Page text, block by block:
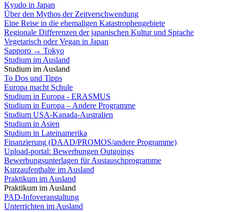
Kyudo in Japan
Über den Mythos der Zeitverschwendung
Eine Reise in die ehemaligen Katastrophengebiete
Regionale Differenzen der japanischen Kultur und Sprache
Vegetarisch oder Vegan in Japan
Sapporo → Tokyo
Studium im Ausland
Studium im Ausland
To Dos und Tipps
Europa macht Schule
Studium in Europa - ERASMUS
Studium in Europa – Andere Programme
Studium USA-Kanada-Australien
Studium in Asien
Studium in Lateinamerika
Finanzierung (DAAD/PROMOS/andere Programme)
Upload-portal: Bewerbungen Outgoings
Bewerbungsunterlagen für Austauschprogramme
Kurzaufenthalte im Ausland
Praktikum im Ausland
Praktikum im Ausland
PAD-Infoveranstaltung
Unterrichten im Ausland